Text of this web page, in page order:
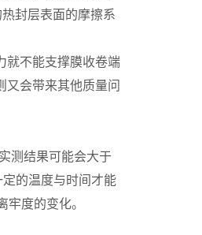
封层表面的摩擦系
就不能支撑膜收卷端
又会带来其他质量问
测结果可能会大于
的温度与时间才能
度的变化。